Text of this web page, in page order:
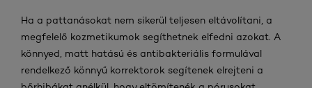
Ha a pattanásokat nem sikerül teljesen eltávolítani, a
megfelelő kozmetikumok segíthetnek elfedni azokat. A
könnyed, matt hatású és antibakteriális formulával
rendelkező könnyű korrektorok segítenek elrejteni a